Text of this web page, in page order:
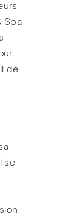
Spa
de
se